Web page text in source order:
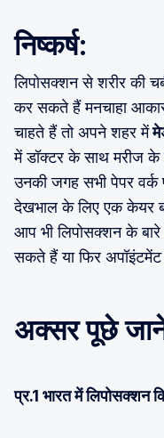
निष्कर्ष:
लिपोसक्शन से शरीर की
कर सकते हैं मनचाहा
चाहते हैं तो अपने शहर में
में डॉक्टर के साथ मरीज के
उनकी जगह सभी पेपर
देखभाल के लिए एक केयर
आप भी लिपोसक्शन के
सकते हैं या फिर
अक्सर पूछे
प्र.1 भारत में लिपोसक्शन